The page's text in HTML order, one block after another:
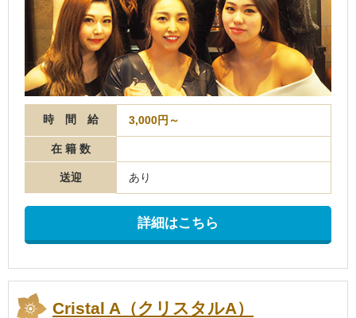
時 間 給 3,000円～
在 籍 数
送迎 あり
詳細はこちら
Cristal A（クリスタルA）